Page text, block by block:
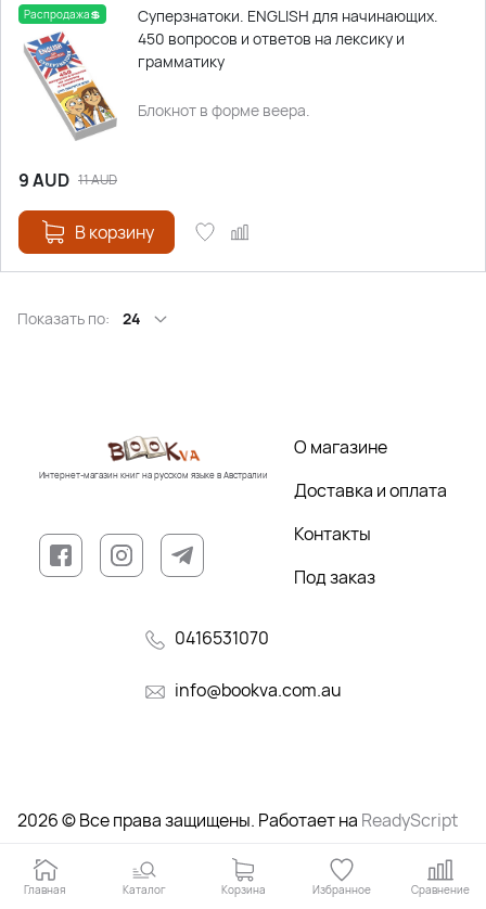
Распродажа💲
Суперзнатоки. ENGLISH для начинающих.
450 вопросов и ответов на лексику и
грамматику
Блокнот в форме веера.
9AUD 11AUD
В корзину
Показать по: 24
Интернет-магазин книг на русском языке в Австралии
О магазине
Доставка и оплата
Контакты
Под заказ
0416531070
info@bookva.com.au
2026 © Все права защищены. Работает на ReadyScript
Главная Каталог Корзина Избранное Сравнение